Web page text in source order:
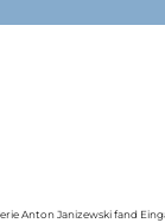
Anton Janizewski fand